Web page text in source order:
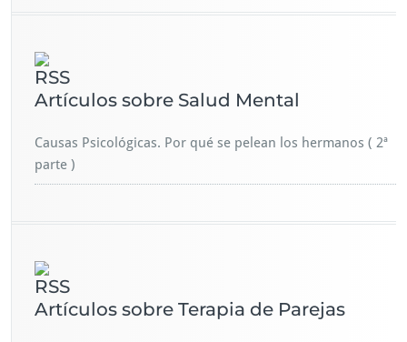
Artículos sobre Salud Mental
Causas Psicológicas. Por qué se pelean los hermanos ( 2ª
parte )
Artículos sobre Terapia de Parejas